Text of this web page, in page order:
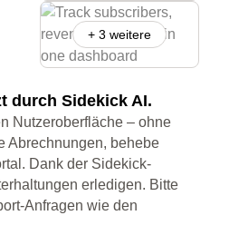
+ 3 weitere
durch Sidekick AI.
Nutzeroberfläche – ohne
Abrechnungen, behebe
Dank der Sidekick-
erledigen. Bitte
Anfragen wie den